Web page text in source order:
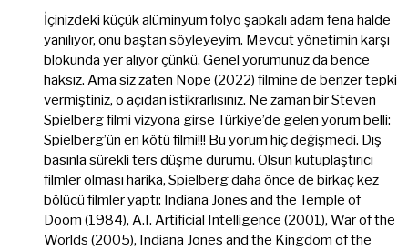
ki:
İçinizdeki küçük alüminyum folyo şapkalı adam fena halde
yanılıyor, onu baştan söyleyeyim. Mevcut yönetimin karşı
blokunda yer alıyor çünkü. Genel yorumunuz da bence
haksız. Ama siz zaten Nope (2022) filmine de benzer tepki
vermiştiniz, o açıdan istikrarlısınız. Ne zaman bir Steven
Spielberg filmi vizyona girse Türkiye’de gelen yorum belli:
Spielberg’ün en kötü filmi!!! Bu yorum hiç değişmedi. Dış
basınla sürekli ters düşme durumu. Olsun kutuplaştırıcı
filmler olması harika, Spielberg daha önce de birkaç kez
bölücü filmler yaptı: Indiana Jones and the Temple of
Doom (1984), A.I. Artificial Intelligence (2001), War of the
Worlds (2005), Indiana Jones and the Kingdom of the